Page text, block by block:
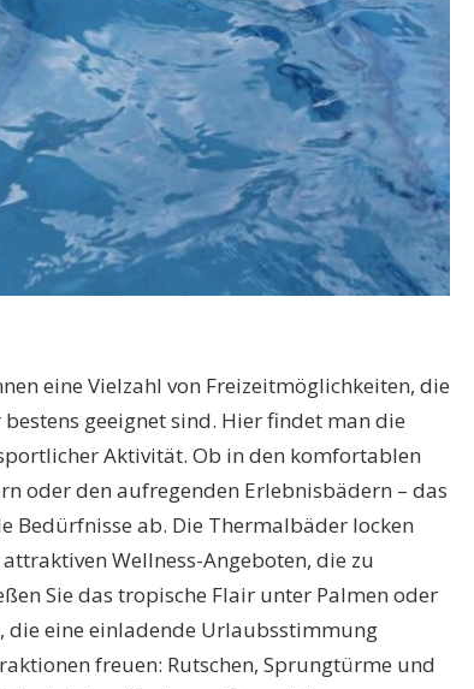
eine Vielzahl von Freizeitmöglichkeiten, die
geeignet sind. Hier findet man die
Aktivität. Ob in den komfortablen
oder den aufregenden Erlebnisbädern – das
Bedürfnisse ab. Die Thermalbäder locken
Wellness-Angeboten, die zu
Sie das tropische Flair unter Palmen oder
die eine einladende Urlaubsstimmung
freuen: Rutschen, Sprungtürme und